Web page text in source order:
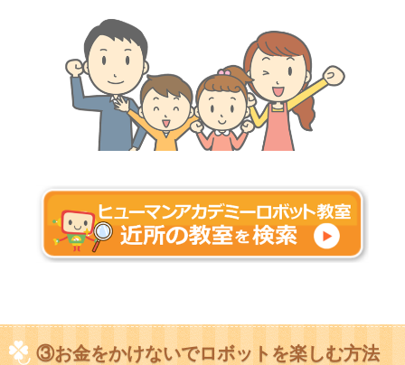
③お金をかけないでロボットを楽しむ方法